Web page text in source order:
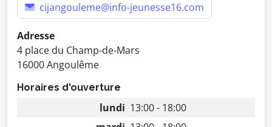
cijangouleme@info-jeunesse16.com
Adresse
4 place du Champ-de-Mars
16000 Angoulême
Horaires d'ouverture
lundi 13:00 - 18:00